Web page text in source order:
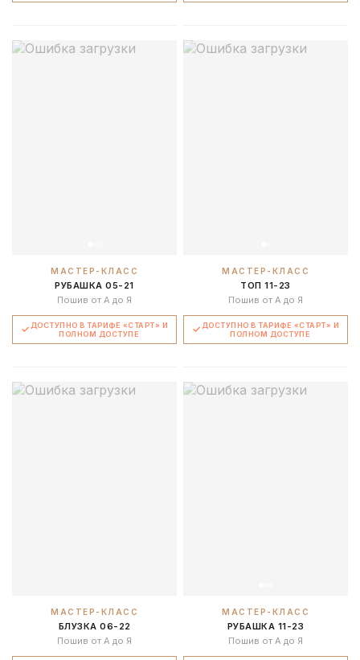
МАСТЕР-КЛАСС
РУБАШКА 05-21
Пошив от А до Я
ДОСТУПНО В ТАРИФЕ «СТАРТ» И
ПОЛНОМ ДОСТУПЕ
МАСТЕР-КЛАСС
ТОП 11-23
Пошив от А до Я
ДОСТУПНО В ТАРИФЕ «СТАРТ» И
ПОЛНОМ ДОСТУПЕ
МАСТЕР-КЛАСС
БЛУЗКА 06-22
Пошив от А до Я
МАСТЕР-КЛАСС
РУБАШКА 11-23
Пошив от А до Я